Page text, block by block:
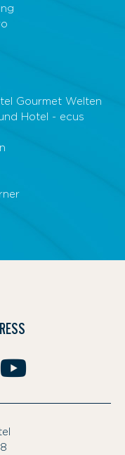
Gourmet Welten
Hotel - ecus